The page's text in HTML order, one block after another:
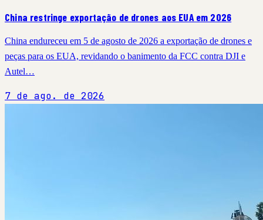
China restringe exportação de drones aos EUA em 2026
China endureceu em 5 de agosto de 2026 a exportação de drones e
peças para os EUA, revidando o banimento da FCC contra DJI e
Autel…
7 de ago. de 2026